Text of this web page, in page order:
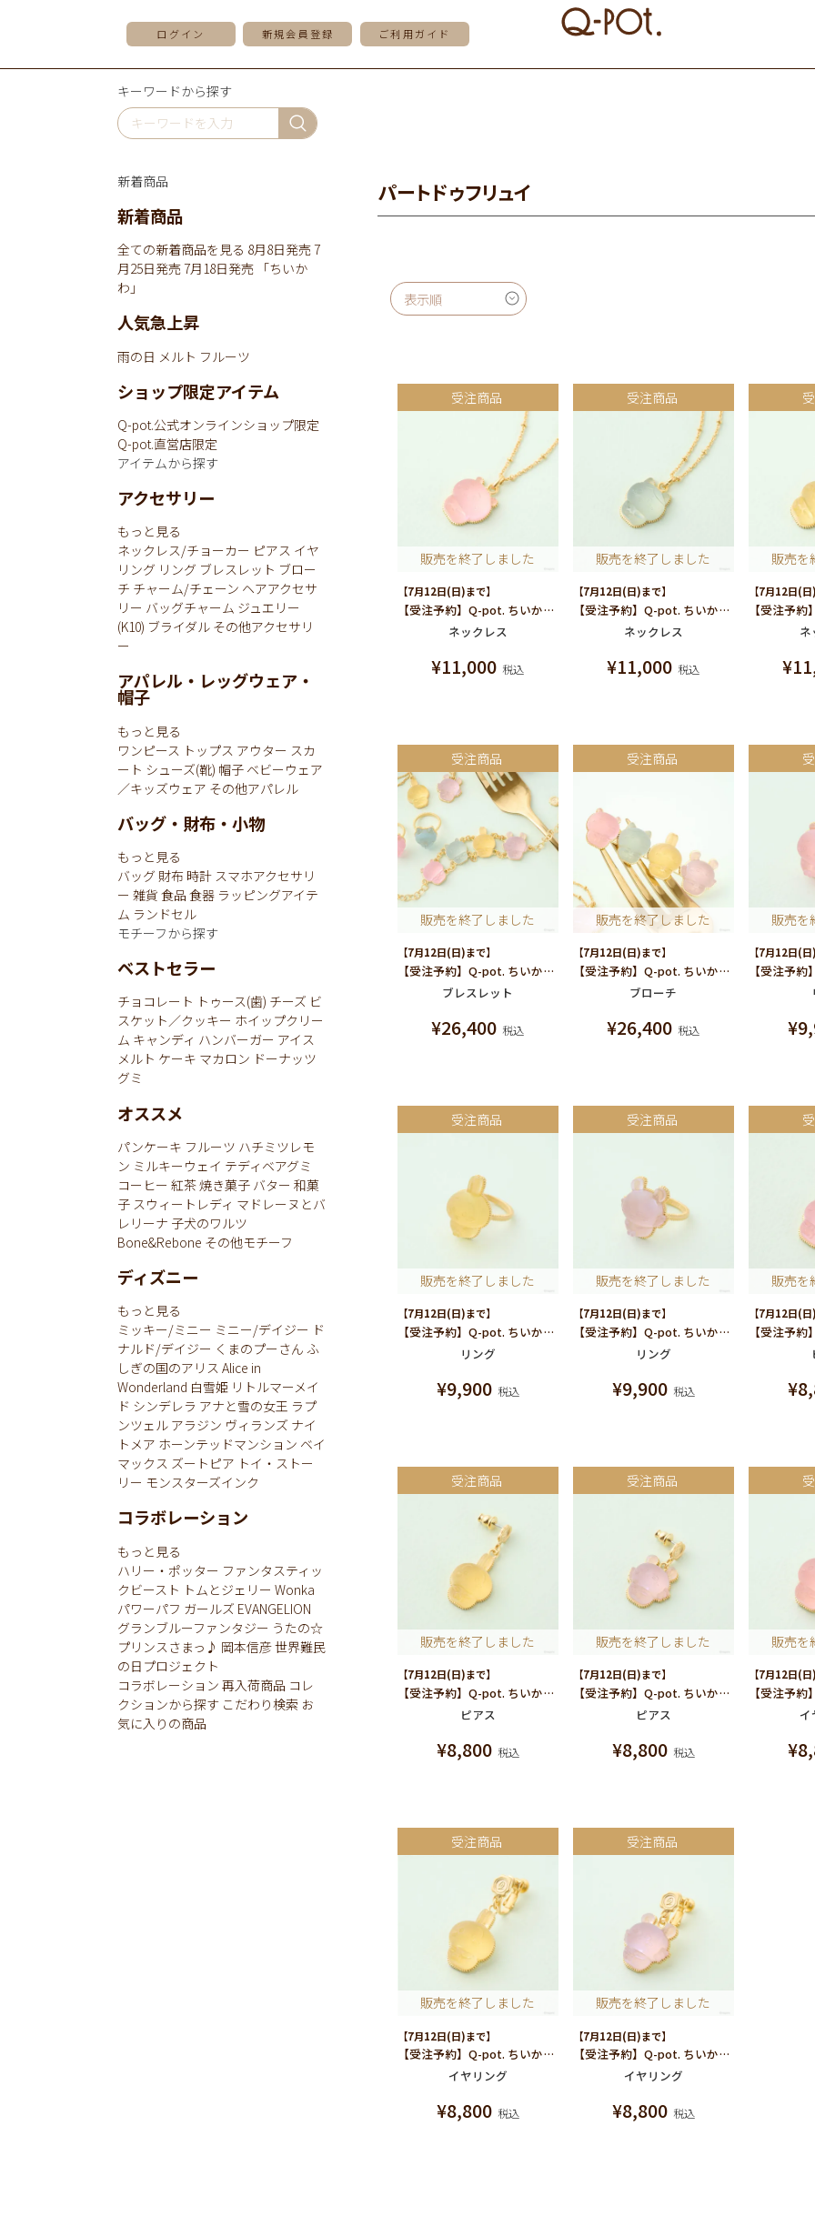
ログイン 新規会員登録 ご利用ガイド
キーワードから探す
パートドゥフリュイ
表示順
受注商品
販売を終了しました
【7月12日(日)まで】
【受注予約】Q-pot. ちいかわ パートドゥフリュイ ネックレス(ちいかわ)
ネックレス
¥11,000 税込
受注商品
販売を終了しました
【7月12日(日)まで】
【受注予約】Q-pot. ちいかわ パートドゥフリュイ ネックレス(ハチワレ)
ネックレス
¥11,000 税込
販売を
【7月12日(日
ネ
¥
受注商品
販売を終了しました
【7月12日(日)まで】
【受注予約】Q-pot. ちいかわ パートドゥフリュイ ブレスレット (みんな)
ブレスレット
¥26,400 税込
受注商品
販売を終了しました
【7月12日(日)まで】
【受注予約】Q-pot. ちいかわ パートドゥフリュイ ブローチ (みんな)
ブローチ
¥26,400 税込
販売を
【7月12日(日
¥
受注商品
販売を終了しました
【7月12日(日)まで】
【受注予約】Q-pot. ちいかわ パートドゥフリュイ リング(うさぎ)
リング
¥9,900 税込
受注商品
販売を終了しました
【7月12日(日)まで】
【受注予約】Q-pot. ちいかわ パートドゥフリュイ リング(モモンガ)
リング
¥9,900 税込
販売を
【7月12日(日
¥
受注商品
販売を終了しました
【7月12日(日)まで】
【受注予約】Q-pot. ちいかわ パートドゥフリュイ ピアス (うさぎ)/片耳売り
ピアス
¥8,800 税込
受注商品
販売を終了しました
【7月12日(日)まで】
【受注予約】Q-pot. ちいかわ パートドゥフリュイ ピアス (モモンガ)/片耳売り
ピアス
¥8,800 税込
販売を
【7月12日(日
イ
¥
受注商品
販売を終了しました
【7月12日(日)まで】
【受注予約】Q-pot. ちいかわ パートドゥフリュイ イヤリング (うさぎ)/片耳売り
イヤリング
¥8,800 税込
受注商品
販売を終了しました
【7月12日(日)まで】
【受注予約】Q-pot. ちいかわ パートドゥフリュイ イヤリング (モモンガ)/片耳売り
イヤリング
¥8,800 税込
新着商品
新着商品
全ての新着商品を見る 8月8日発売7
月25日発売7月18日発売 「ちいか
わ」
人気急上昇
雨の日 メルト フルーツ
ショップ限定アイテム
Q-pot.公式オンラインショップ限定
Q-pot.直営店限定
アイテムから探す
アクセサリー
もっと見る
ネックレス/チョーカー ピアス イヤ
リング リング ブレスレット ブロー
チ チャーム/チェーン ヘアアクセサ
リー バッグチャーム ジュエリー
(K10) ブライダル その他アクセサリ
ー
アパレル・レッグウェア・
帽子
もっと見る
ワンピース トップス アウター スカ
ート シューズ(靴) 帽子 ベビーウェア
／キッズウェア その他アパレル
バッグ・財布・小物
もっと見る
バッグ 財布 時計 スマホアクセサリ
ー 雑貨 食品 食器 ラッピングアイテ
ム ランドセル
モチーフから探す
ベストセラー
チョコレート トゥース(歯) チーズ ビ
スケット／クッキー ホイップクリー
ム キャンディ ハンバーガー アイス
メルト ケーキ マカロン ドーナッツ
グミ
オススメ
パンケーキ フルーツ ハチミツレモ
ン ミルキーウェイ テディベアグミ
コーヒー 紅茶焼き菓子 バター 和菓
子 スウィートレディ マドレーヌとバ
レリーナ 子犬のワルツ
Bone&Rebone その他モチーフ
ディズニー
もっと見る
ミッキー/ミニー ミニー/デイジー ド
ナルド/デイジー くまのプーさん ふ
しぎの国のアリス Alice in
Wonderland 白雪姫 リトルマーメイ
ド シンデレラ アナと雪の女王 ラプ
ンツェル アラジン ヴィランズ ナイ
トメア ホーンテッドマンション ベイ
マックス ズートピア トイ・ストー
リー モンスターズインク
コラボレーション
もっと見る
ハリー・ポッター ファンタスティッ
クビースト トムとジェリー Wonka
パワーパフ ガールズ EVANGELION
グランブルーファンタジー うたの☆
プリンスさまっ♪ 岡本信彦世界難民
の日プロジェクト
コラボレーション 再入荷商品 コレ
クションから探す こだわり検索 お
気に入りの商品